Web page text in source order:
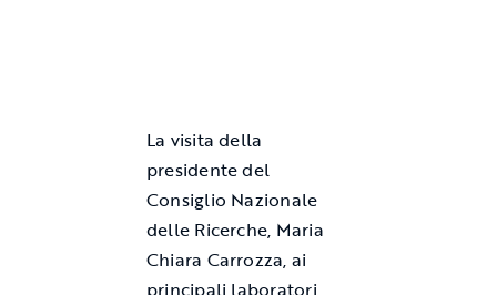
La visita della
presidente del
Consiglio Nazionale
delle Ricerche, Maria
Chiara Carrozza, ai